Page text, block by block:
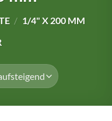
/ 1/4" X 200 MM